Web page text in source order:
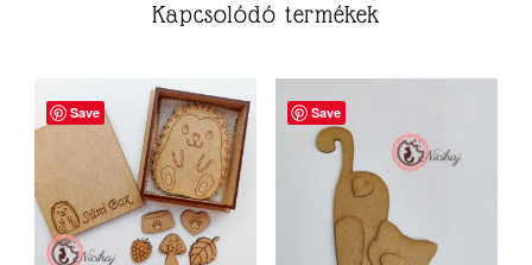
Kapcsolódó termékek
Save Save